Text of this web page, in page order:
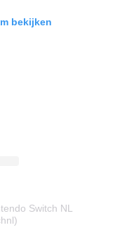
bekijken
Switch NL